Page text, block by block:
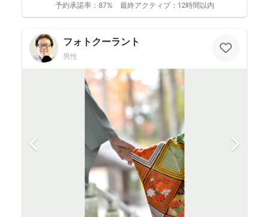
予約承諾率： 87% 最終アクティブ： 12時間以内
フォトクーラント
男性